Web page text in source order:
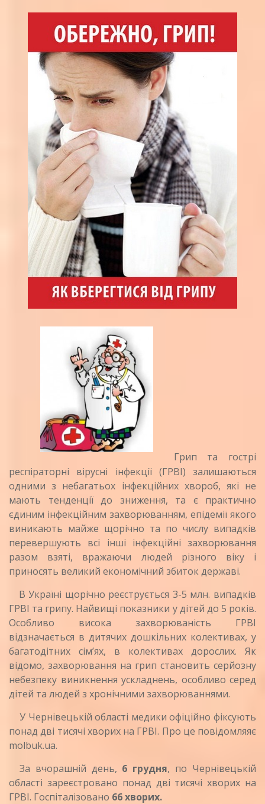
Грип та гострі
респіраторні вірусні інфекції (ГРВІ) залишаються
одними з небагатьох інфекційних хвороб, які не
мають тенденції до зниження, та є практично
єдиним інфекційним захворюванням, епідемії якого
виникають майже щорічно та по числу випадків
перевершують всі інші інфекційні захворювання
разом взяті, вражаючи людей різного віку і
приносять великий економічний збиток державі.
В Україні щорічно реєструється 3-5 млн. випадків
ГРВІ та грипу. Найвищі показники у дітей до 5 років.
Особливо висока захворюваність ГРВІ
відзначається в дитячих дошкільних колективах, у
багатодітних сім’ях, в колективах дорослих. Як
відомо, захворювання на грип становить серйозну
небезпеку виникнення ускладнень, особливо серед
дітей та людей з хронічними захворюваннями.
У Чернівецькій області медики офіційно фіксують
понад дві тисячі хворих на ГРВІ. Про це повідомляяє
molbuk.ua.
За вчорашній день, 6 грудня, по Чернівецькій
області зареєстровано понад дві тисячі хворих на
ГРВІ. Госпіталізовано 66 хворих.